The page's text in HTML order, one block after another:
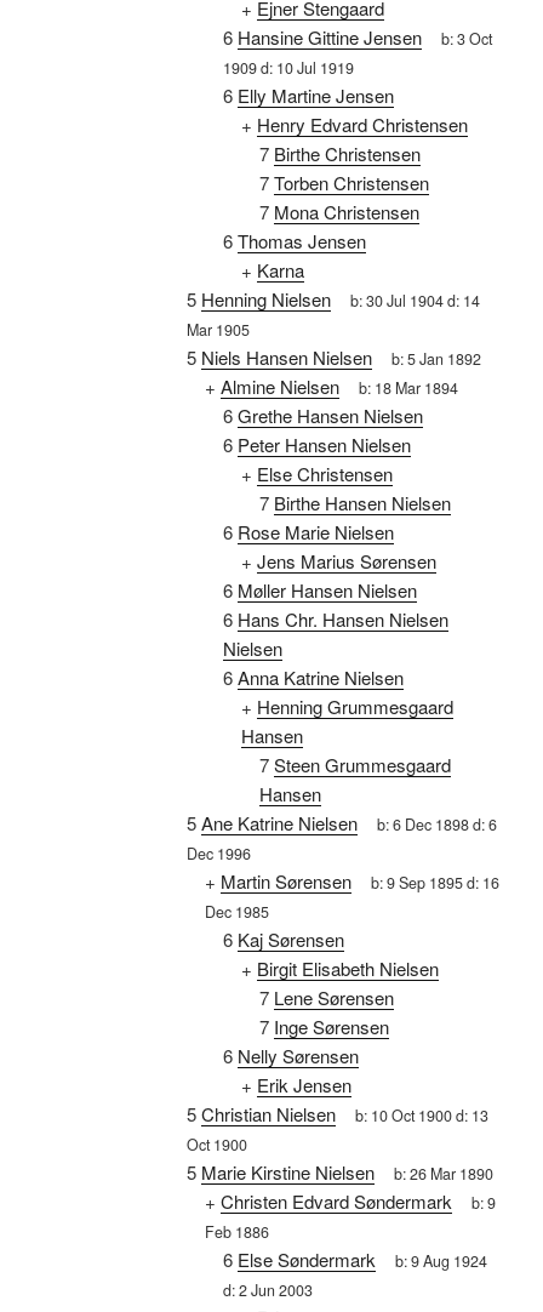
+ Ejner Stengaard
6 Hansine Gittine Jensen b:3 Oct
1909d: 10 Jul 1919
6 Elly Martine Jensen
+ Henry Edvard Christensen
7 Birthe Christensen
7Torben Christensen
7 Mona Christensen
6Thomas Jensen
+ Karna
5 Henning Nielsen b:30 Jul 1904d: 14
Mar 1905
5 Niels Hansen Nielsen b:5 Jan 1892
+ Almine Nielsen b: 18 Mar 1894
6Grethe Hansen Nielsen
6 Peter Hansen Nielsen
+ Else Christensen
7 Birthe Hansen Nielsen
6 Rose Marie Nielsen
+ Jens Marius Sørensen
6 Møller Hansen Nielsen
6 Hans Chr. Hansen Nielsen
Nielsen
6Anna Katrine Nielsen
+ Henning Grummesgaard
Hansen
7Steen Grummesgaard
Hansen
5Ane Katrine Nielsen b:6 Dec 1898d:6
Dec 1996
+ Martin Sørensen b:9 Sep 1895d: 16
Dec 1985
6 Kaj Sørensen
+ Birgit Elisabeth Nielsen
7 Lene Sørensen
7 Inge Sørensen
6 Nelly Sørensen
+ Erik Jensen
5Christian Nielsen b: 10 Oct 1900d: 13
Oct 1900
5 Marie Kirstine Nielsen b:26 Mar 1890
+ Christen Edvard Søndermark b:9
Feb 1886
6 Else Søndermark b:9 Aug 1924
d:2 Jun 2003